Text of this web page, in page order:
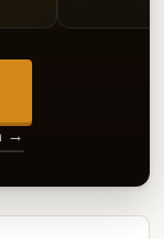
→